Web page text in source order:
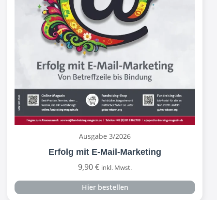
Ausgabe 3/2026
Erfolg mit E-Mail-Marketing
9,90€ inkl. Mwst.
Hier bestellen